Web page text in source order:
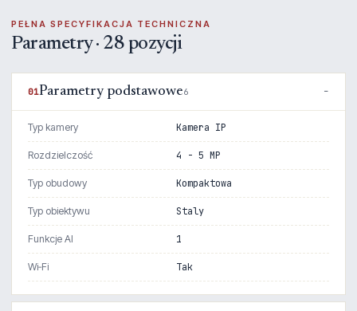
PEŁNA SPECYFIKACJA TECHNICZNA
Parametry · 28 pozycji
01Parametry podstawowe6
Typ kamery Kamera IP
Rozdzielczość 4 - 5 MP
Typ obudowy Kompaktowa
Typ obiektywu Staly
Funkcje AI 1
Wi‑Fi Tak